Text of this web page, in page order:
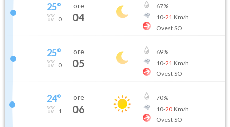
25°
0
ore
04
67%
10-21 Km/h
Ovest SO
25°
0
ore
05
69%
10-21 Km/h
Ovest SO
24°
1
ore
06
70%
10-20Km/h
Ovest SO